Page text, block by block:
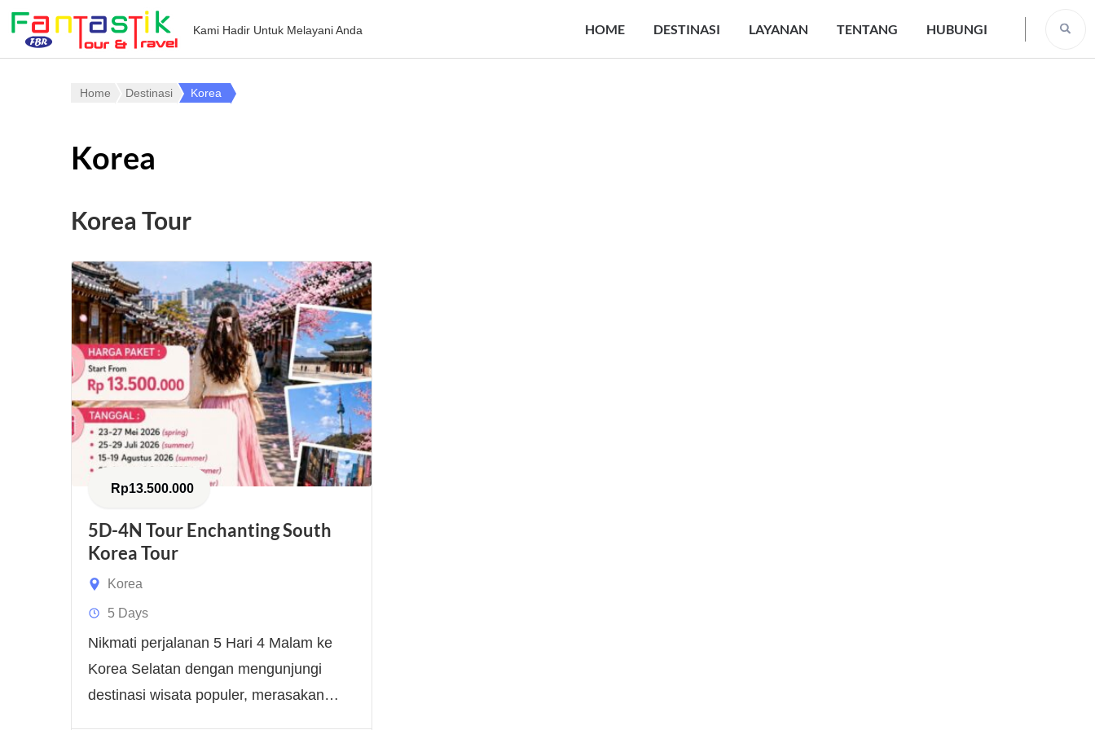
Kami Hadir Untuk Melayani Anda HOME DESTINASI LAYANAN TENTANG HUBUNGI
Home Destinasi Korea
Korea
Korea Tour
Rp13.500.000
5D-4N Tour Enchanting South
Korea Tour
Korea
5 Days
Nikmati perjalanan 5 Hari 4 Malam ke
Korea Selatan dengan mengunjungi
destinasi wisata populer, merasakan